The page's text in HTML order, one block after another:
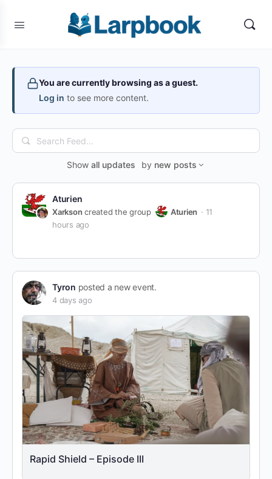
You are currently browsing as a guest.
Log in to see more content.
Search
Feed…
Show all updates by new posts
Aturien
Xarkson created the group Aturien
11
hours ago
Tyron posted a new event.
4 days ago
Rapid Shield – Episode III